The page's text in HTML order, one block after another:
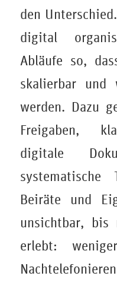
den
digital
Abläufe so,
skalierbar und
werden. Dazu
Freigaben,
digitale
systematische
Beiräte und
unsichtbar, bis
erlebt: